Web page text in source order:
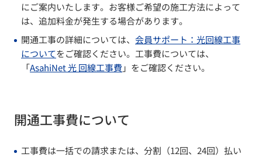
にご案内いたします。お客様ご希望の施工方法によって
は、追加料金が発生する場合があります。
開通工事の詳細については、 会員サポート：光回線工事
についてをご確認ください。工事費については、
「AsahiNet 光 回線工事費 」をご確認ください。
開通工事費について
工事費は一括での請求または、分割（12回、24回）払い